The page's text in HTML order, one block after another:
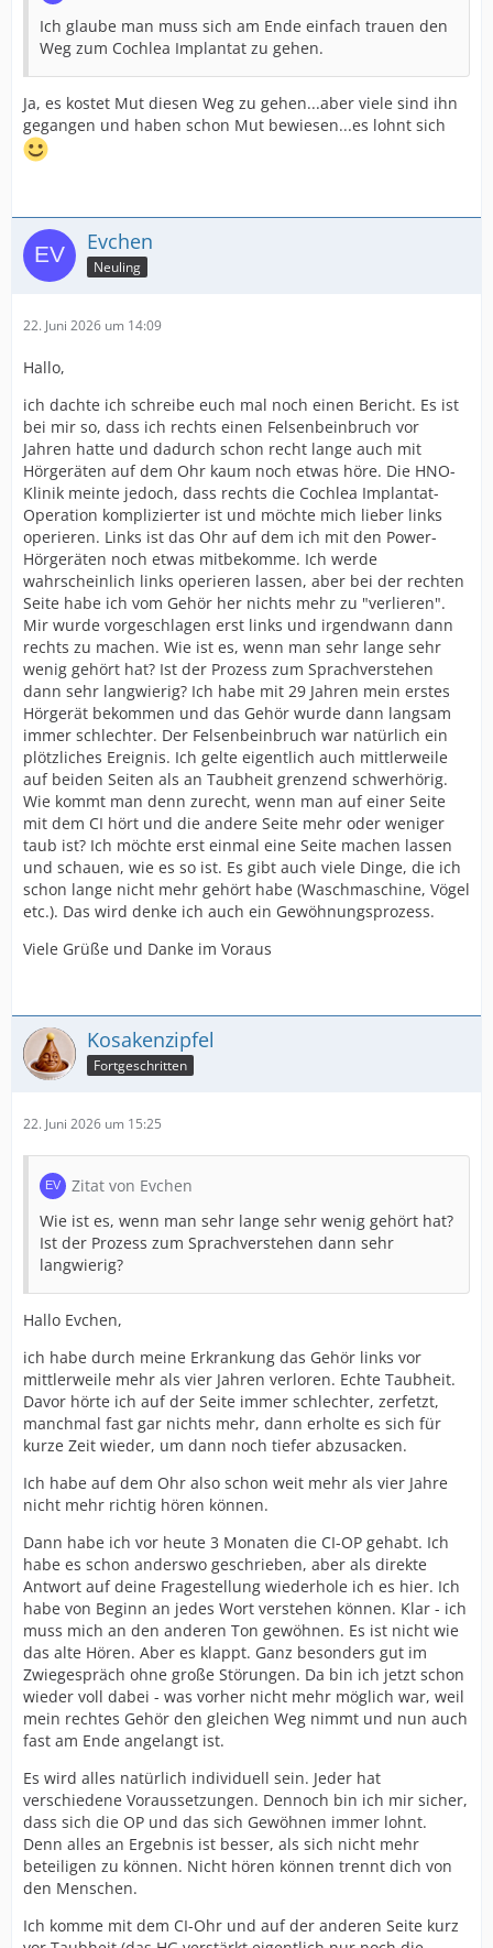
Ich glaube man muss sich am Ende einfach trauen den
Weg zum Cochlea Implantat zu gehen.
Ja, es kostet Mut diesen Weg zu gehen...aber viele sind ihn
gegangen und haben schon Mut bewiesen...es lohnt sich
Evchen
Neuling
22. Juni 2026 um 14:09
Hallo,
ich dachte ich schreibe euch mal noch einen Bericht. Es ist
bei mir so, dass ich rechts einen Felsenbeinbruch vor
Jahren hatte und dadurch schon recht lange auch mit
Hörgeräten auf dem Ohr kaum noch etwas höre. Die HNO-
Klinik meinte jedoch, dass rechts die Cochlea Implantat-
Operation komplizierter ist und möchte mich lieber links
operieren. Links ist das Ohr auf dem ich mit den Power-
Hörgeräten noch etwas mitbekomme. Ich werde
wahrscheinlich links operieren lassen, aber bei der rechten
Seite habe ich vom Gehör her nichts mehr zu "verlieren".
Mir wurde vorgeschlagen erst links und irgendwann dann
rechts zu machen. Wie ist es, wenn man sehr lange sehr
wenig gehört hat? Ist der Prozess zum Sprachverstehen
dann sehr langwierig? Ich habe mit 29 Jahren mein erstes
Hörgerät bekommen und das Gehör wurde dann langsam
immer schlechter. Der Felsenbeinbruch war natürlich ein
plötzliches Ereignis. Ich gelte eigentlich auch mittlerweile
auf beiden Seiten als an Taubheit grenzend schwerhörig.
Wie kommt man denn zurecht, wenn man auf einer Seite
mit dem CI hört und die andere Seite mehr oder weniger
taub ist? Ich möchte erst einmal eine Seite machen lassen
und schauen, wie es so ist. Es gibt auch viele Dinge, die ich
schon lange nicht mehr gehört habe (Waschmaschine, Vögel
etc.). Das wird denke ich auch ein Gewöhnungsprozess.
Viele Grüße und Danke im Voraus
Kosakenzipfel
Fortgeschritten
22. Juni 2026 um 15:25
Zitat von Evchen
Wie ist es, wenn man sehr lange sehr wenig gehört hat?
Ist der Prozess zum Sprachverstehen dann sehr
langwierig?
Hallo Evchen,
ich habe durch meine Erkrankung das Gehör links vor
mittlerweile mehr als vier Jahren verloren. Echte Taubheit.
Davor hörte ich auf der Seite immer schlechter, zerfetzt,
manchmal fast gar nichts mehr, dann erholte es sich für
kurze Zeit wieder, um dann noch tiefer abzusacken.
Ich habe auf dem Ohr also schon weit mehr als vier Jahre
nicht mehr richtig hören können.
Dann habe ich vor heute 3 Monaten die CI-OP gehabt. Ich
habe es schon anderswo geschrieben, aber als direkte
Antwort auf deine Fragestellung wiederhole ich es hier. Ich
habe von Beginn an jedes Wort verstehen können. Klar - ich
muss mich an den anderen Ton gewöhnen. Es ist nicht wie
das alte Hören. Aber es klappt. Ganz besonders gut im
Zwiegespräch ohne große Störungen. Da bin ich jetzt schon
wieder voll dabei - was vorher nicht mehr möglich war, weil
mein rechtes Gehör den gleichen Weg nimmt und nun auch
fast am Ende angelangt ist.
Es wird alles natürlich individuell sein. Jeder hat
verschiedene Voraussetzungen. Dennoch bin ich mir sicher,
dass sich die OP und das sich Gewöhnen immer lohnt.
Denn alles an Ergebnis ist besser, als sich nicht mehr
beteiligen zu können. Nicht hören können trennt dich von
den Menschen.
Ich komme mit dem CI-Ohr und auf der anderen Seite kurz